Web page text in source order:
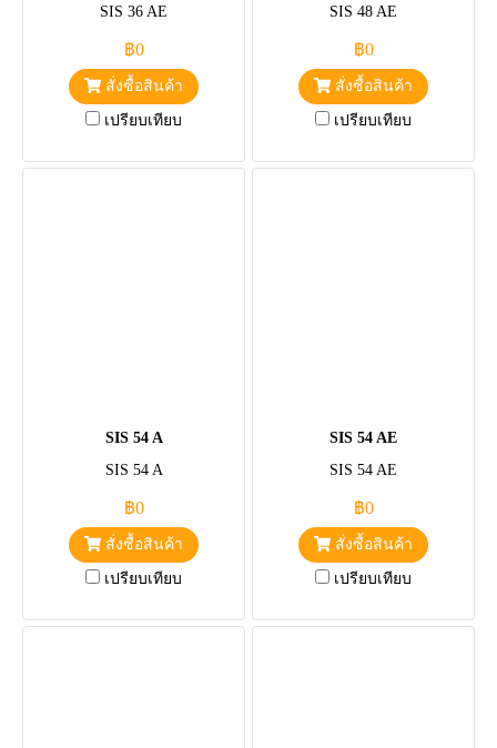
SIS 36 AE
฿0
สั่งซื้อสินค้า
เปรียบเทียบ
SIS 48 AE
฿0
สั่งซื้อสินค้า
เปรียบเทียบ
SIS 54 A
SIS 54 A
฿0
สั่งซื้อสินค้า
เปรียบเทียบ
SIS 54 AE
SIS 54 AE
฿0
สั่งซื้อสินค้า
เปรียบเทียบ